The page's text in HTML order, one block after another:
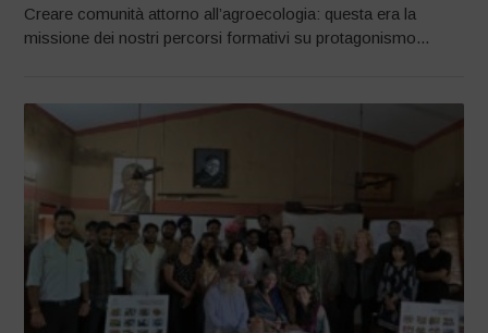
Creare comunità attorno all’agroecologia: questa era la
missione dei nostri percorsi formativi su protagonismo...